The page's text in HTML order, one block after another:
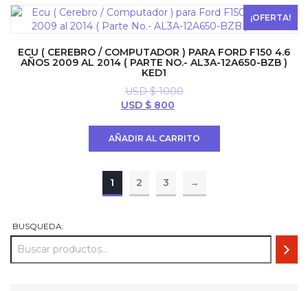
$ 900.
$ 693.
¡OFERTA!
ECU ( CEREBRO / COMPUTADOR ) PARA FORD F150 4.6
AÑOS 2009 AL 2014 ( PARTE NO.- AL3A-12A650-BZB )
KED1
USD $1000
El
era:
$ 1000.
USD $ 800
es:
AÑADIR AL CARRITO
1 2 3 →
BUSQUEDA: